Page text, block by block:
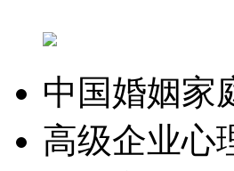
中国婚姻家
高级企业心